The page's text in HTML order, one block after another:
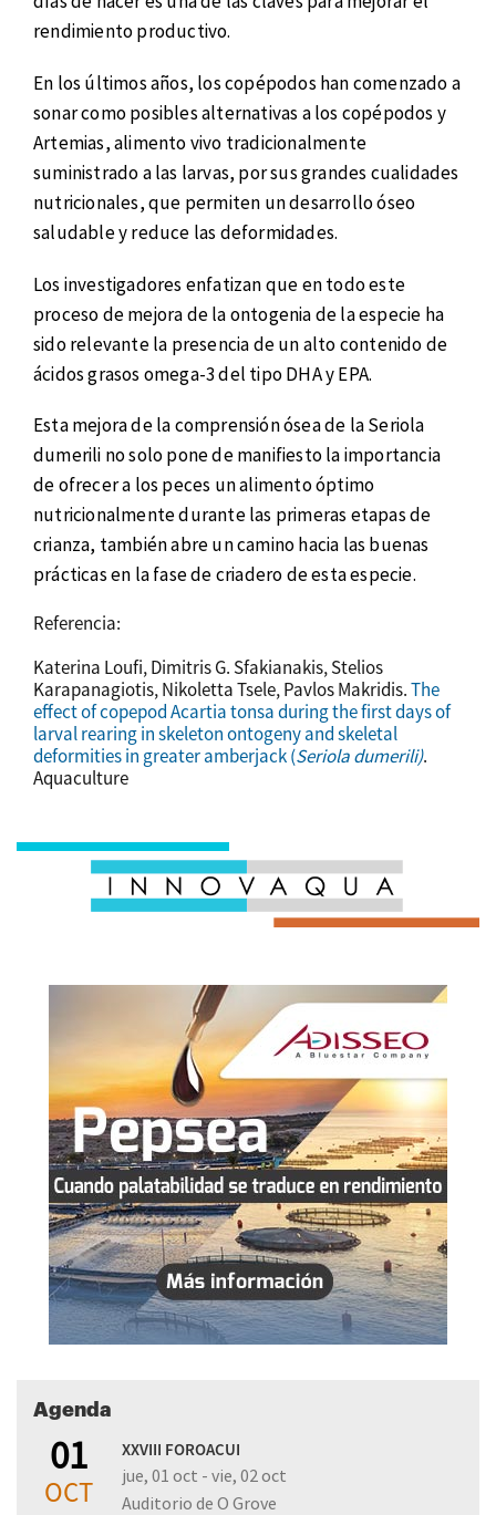
rendimiento productivo.
En los últimos años, los copépodos han comenzado a
sonar como posibles alternativas a los copépodos y
Artemias, alimento vivo tradicionalmente
suministrado a las larvas, por sus grandes cualidades
nutricionales, que permiten un desarrollo óseo
saludable y reduce las deformidades.
Los investigadores enfatizan que en todo este
proceso de mejora de la ontogenia de la especie ha
sido relevante la presencia de un alto contenido de
ácidos grasos omega-3 del tipo DHA y EPA.
Esta mejora de la comprensión ósea de la Seriola
dumerili no solo pone de manifiesto la importancia
de ofrecer a los peces un alimento óptimo
nutricionalmente durante las primeras etapas de
crianza, también abre un camino hacia las buenas
prácticas en la fase de criadero de esta especie.
Referencia:
Katerina Loufi, Dimitris G. Sfakianakis, Stelios
Karapanagiotis, Nikoletta Tsele, Pavlos Makridis.The
effect of copepod Acartia tonsa during the first days of
larval rearing in skeleton ontogeny and skeletal
deformities in greater amberjack (Seriola dumerili).
Aquaculture
Agenda
01
OCT
XXVIII FOROACUI
jue, 01 oct - vie, 02 oct
Auditorio de O Grove